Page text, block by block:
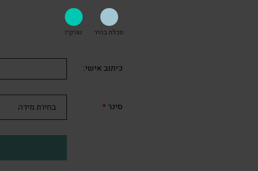
תכלת בהיר טורקיז
כיתוב אישי:
סינר*